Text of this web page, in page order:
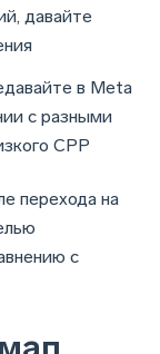
давайте
в Meta
с разными
CPP
перехода на
с